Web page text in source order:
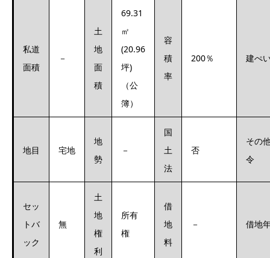
私道
面積
－
土
地
面
積
69.31
㎡
(20.96
坪)
（公
簿）
容
積
率
200％ 建ぺ
地目 宅地
地
勢
－
国
土
法
否
その
令
セッ
トバ
ック
無
土
地
権
利
所有
権
借
地
料
－ 借地